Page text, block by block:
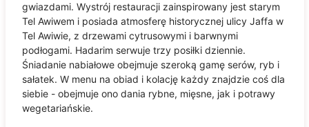
gwiazdami. Wystrój restauracji zainspirowany jest starym
Tel Awiwem i posiada atmosferę historycznej ulicy Jaffa w
Tel Awiwie, z drzewami cytrusowymi i barwnymi
podłogami. Hadarim serwuje trzy posiłki dziennie.
Śniadanie nabiałowe obejmuje szeroką gamę serów, ryb i
sałatek. W menu na obiad i kolację każdy znajdzie coś dla
siebie - obejmuje ono dania rybne, mięsne, jak i potrawy
wegetariańskie.